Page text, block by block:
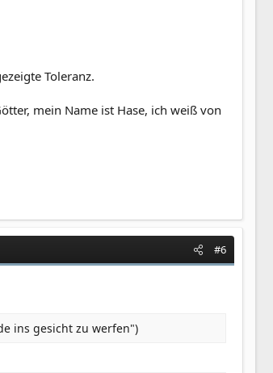
Toleranz.
mein Name ist Hase, ich weiß von
#6
ins gesicht zu werfen")